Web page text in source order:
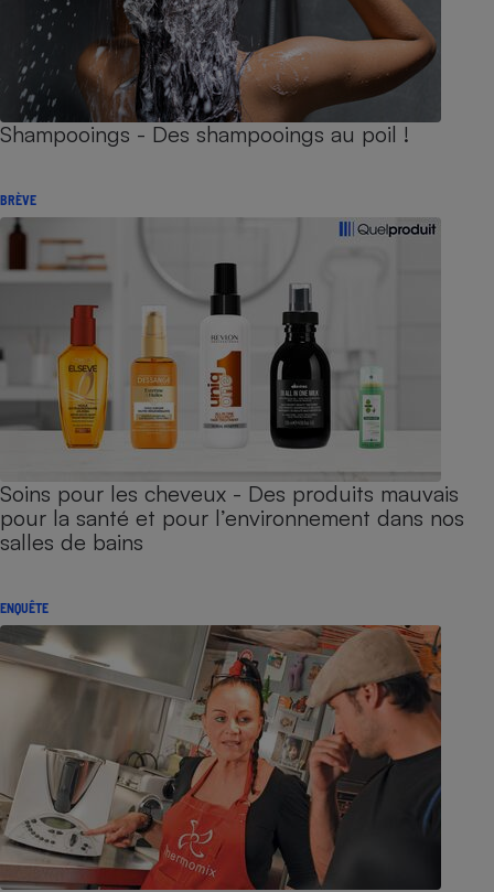
Shampooings - Des shampooings au poil !
BRÈVE
Soins pour les cheveux - Des produits mauvais
pour la santé et pour l’environnement dans nos
salles de bains
ENQUÊTE